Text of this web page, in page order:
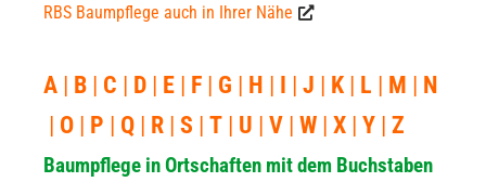
RBS Baumpflege auch in Ihrer Nähe
A B C D E F G H I J K L M
N
O
P Q R S T U V W X Y Z
Baumpflege in Ortschaften mit dem Buchstaben